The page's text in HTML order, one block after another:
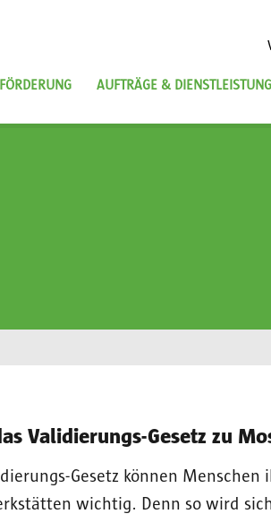
AUFTRÄGE &
Validierungs-Gesetz zu
Gesetz können Menschen
wichtig. Denn so wird